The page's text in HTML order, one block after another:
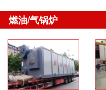
燃油/气锅炉